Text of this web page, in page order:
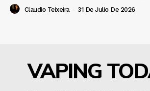
Claudio Teixeira - 31 De Julio De 2026
VAPING